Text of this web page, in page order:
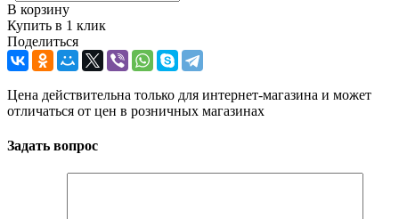
В корзину
Купить в 1 клик
Поделиться
Цена действительна только для интернет-магазина и может
отличаться от цен в розничных магазинах
Задать вопрос